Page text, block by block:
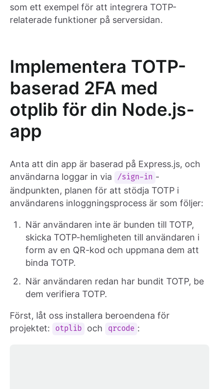
som ett exempel för att integrera TOTP-
relaterade funktioner på serversidan.
Implementera TOTP-
baserad 2FA med
otplib för din Node.js-
app
Anta att din app är baserad på Express.js, och
användarna loggar in via
/sign-in -
ändpunkten, planen för att stödja TOTP i
användarens inloggningsprocess är som följer:
När användaren inte är bunden till TOTP,
skicka TOTP-hemligheten till användaren i
form av en QR-kod och uppmana dem att
binda TOTP.
När användaren redan har bundit TOTP, be
dem verifiera TOTP.
Först, låt oss installera beroendena för
projektet:
otplib och qrcode :